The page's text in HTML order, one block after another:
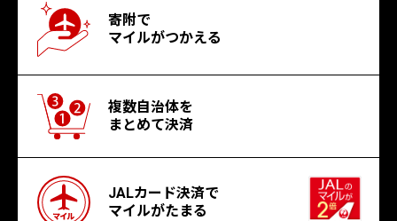
寄附で
マイルがつかえる
複数自治体を
まとめて決済
JALカード決済で
マイルがたまる